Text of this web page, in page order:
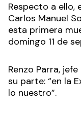
Respecto a ello,
Carlos Manuel
esta primera
domingo 11 de
Renzo Parra,
su parte: “en la
lo nuestro”.